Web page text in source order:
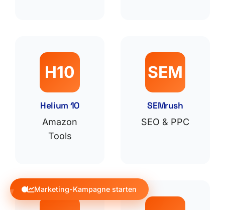
Marketing-Kampagne starten
H10
Helium 10
Amazon
Tools
SEM
SEMrush
SEO & PPC